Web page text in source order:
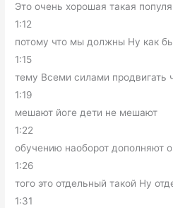
Это очень хорошая такая
1:12
потому что мы должны Ну как
1:15
тему Всеми силами продвигать
1:19
мешают йоге дети не мешают
1:22
обучению наоборот дополняют
1:26
того это отдельный такой Ну
1:31